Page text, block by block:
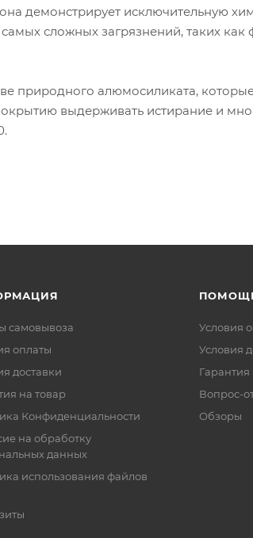
демонстрирует исключительную
сложных загрязнений, таких как
природного алюмосиликата,
выдерживать истирание и
самовывоза
оплаты
доставки
на товар
Конфиденциальности
на обработку
данных
использования файлов
Условия
Условия
Гарантия
Вопрос-
Обзоры